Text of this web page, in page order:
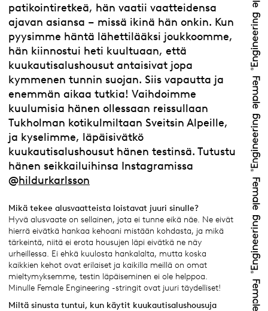
patikointiretkeä, hän vaatii vaatteidensa
ajavan asiansa – missä ikinä hän onkin. Kun
pyysimme häntä lähettilääksi joukkoomme,
hän kiinnostui heti kuultuaan, että
kuukautisalushousut antaisivat jopa
kymmenen tunnin suojan. Siis vapautta ja
enemmän aikaa tutkia! Vaihdoimme
kuulumisia hänen ollessaan reissullaan
Tukholman kotikulmiltaan Sveitsin Alpeille,
ja kyselimme, läpäisivätkö
kuukautisalushousut hänen testinsä. Tutustu
hänen seikkailuihinsa Instagramissa
@hildurkarlsson
Mikä tekee alusvaatteista loistavat juuri sinulle?
Hyvä alusvaate on sellainen, jota ei tunne eikä näe. Ne eivät
hierrä eivätkä hankaa kehoani mistään kohdasta, ja mikä
tärkeintä, niitä ei erota housujen läpi eivätkä ne näy
urheillessa. Ei ehkä kuulosta hankalalta, mutta koska
kaikkien kehot ovat erilaiset ja kaikilla meillä on omat
mieltymyksemme, testin läpäiseminen ei ole helppoa.
Minulle Female Engineering -stringit ovat juuri täydelliset!
Miltä sinusta tuntui, kun käytit kuukautisalushousuja